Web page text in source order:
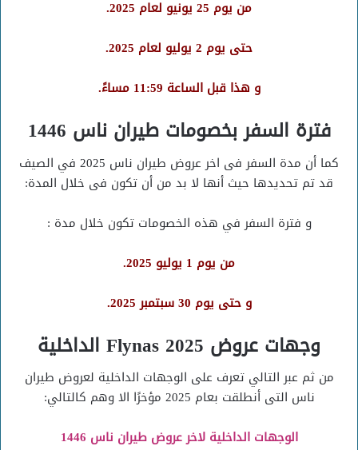
من يوم 25 يونيو لعام 2025.
حتى يوم 2 يوليو لعام 2025.
و هذا قبل الساعة 11:59 مساءً.
فترة السفر بخصومات طيران ناس 1446
كما أن مدة السفر فى اخر عروض طيران ناس 2025 في الصيف
قد تم تحديدها حيث أنها لا بد من أن تكون فى خلال المدة:
و فترة السفر في هذه الخصومات تكون خلال مدة :
من يوم 1 يوليو 2025.
و حتى يوم 30 سبتمبر 2025.
وجهات عروض 2025 Flynas الداخلية
من ثم عبر التالي تعرف على الوجهات الداخلية لعروض طيران
ناس التى أنطلقت بعام 2025 مؤخرًا الا وهم كالتالي:
الوجهات الداخلية لاخر عروض طيران ناس 1446